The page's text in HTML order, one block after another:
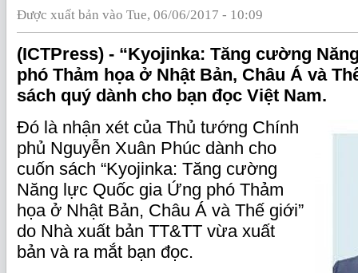
Được xuất bản vào Tue, 06/06/2017 - 10:09
(ICTPress) - “Kyojinka: Tăng cường
phó Thảm họa ở Nhật Bản, Châu Á và
sách quý dành cho bạn đọc Việt Nam.
Đó là nhận xét của Thủ tướng Chính
phủ Nguyễn Xuân Phúc dành cho
cuốn sách “Kyojinka: Tăng cường
Năng lực Quốc gia Ứng phó Thảm
họa ở Nhật Bản, Châu Á và Thế giới”
do Nhà xuất bản TT&TT vừa xuất
bản và ra mắt bạn đọc.